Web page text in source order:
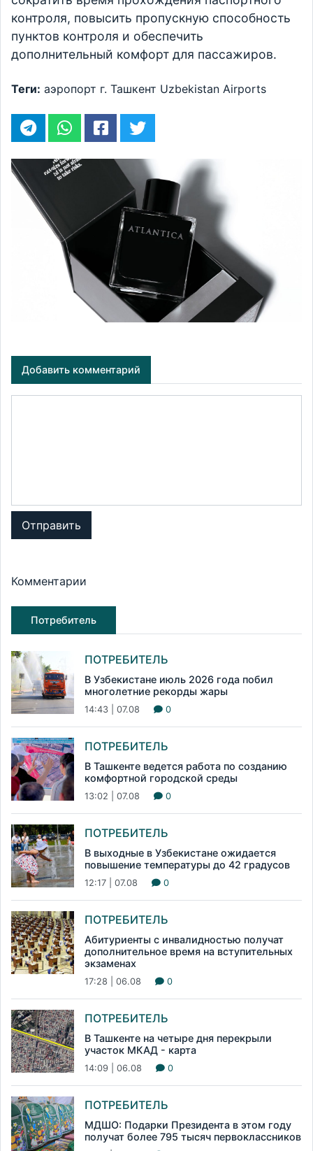
контроля, повысить пропускную способность
пунктов контроля и обеспечить
дополнительный комфорт для пассажиров.
Теги: аэропорт г. Ташкент Uzbekistan Airports
Добавить комментарий
Отправить
Комментарии
Потребитель
ПОТРЕБИТЕЛЬ
В Узбекистане июль 2026 года побил
многолетние рекорды жары
14:43 | 07.08 0
ПОТРЕБИТЕЛЬ
В Ташкенте ведется работа по созданию
комфортной городской среды
13:02 | 07.08 0
ПОТРЕБИТЕЛЬ
В выходные в Узбекистане ожидается
повышение температуры до 42 градусов
12:17 | 07.08 0
ПОТРЕБИТЕЛЬ
Абитуриенты с инвалидностью получат
дополнительное время на вступительных
экзаменах
17:28 | 06.08 0
ПОТРЕБИТЕЛЬ
В Ташкенте на четыре дня перекрыли
участок МКАД - карта
14:09 | 06.08 0
ПОТРЕБИТЕЛЬ
МДШО: Подарки Президента в этом году
получат более 795 тысяч первоклассников